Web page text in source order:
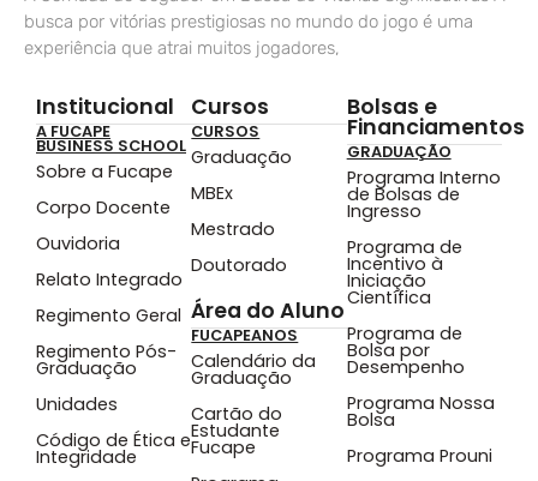
busca por vitórias prestigiosas no mundo do jogo é uma
experiência que atrai muitos jogadores,
Institucional
A FUCAPE
BUSINESS SCHOOL
Sobre a Fucape
Corpo Docente
Ouvidoria
Relato Integrado
Regimento Geral
Regimento Pós-
Graduação
Unidades
Código de Ética e
Integridade
Cursos
CURSOS
Graduação
MBEx
Mestrado
Doutorado
Área do Aluno
FUCAPEANOS
Calendário da
Graduação
Cartão do
Estudante
Fucape
Bolsas e
Financiamentos
GRADUAÇÃO
Programa Interno
de Bolsas de
Ingresso
Programa de
Incentivo à
Iniciação
Científica
Programa de
Bolsa por
Desempenho
Programa Nossa
Bolsa
Programa Prouni